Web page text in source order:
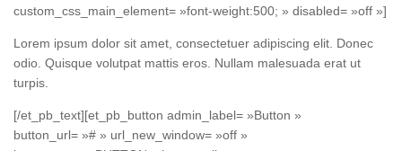
custom_css_main_element= »font-weight:500; » disabled= »off »]
Lorem ipsum dolor sit amet, consectetuer adipiscing elit. Donec
odio. Quisque volutpat mattis eros. Nullam malesuada erat ut
turpis.
[/et_pb_text][et_pb_button admin_label= »Button »
button_url= »# » url_new_window= »off »